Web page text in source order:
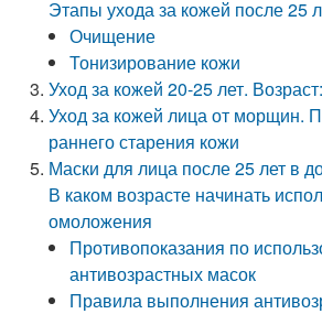
Этапы ухода за кожей после 25
Очищение
Тонизирование кожи
Уход за кожей 20-25 лет.
Уход за кожей лица от морщин.
раннего старения кожи
Маски для лица после 25 лет в
В каком возрасте начинать
омоложения
Противопоказания по
антивозрастных масок
Правила выполнения